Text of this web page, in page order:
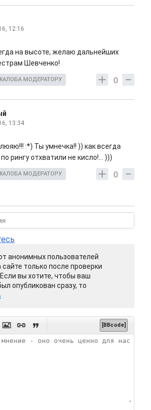
12:16
на высоте, желаю дальнейших
Шевченко!
0
МОДЕРАТОРУ
13:34
:*) Ты умнечка!! )) как всегда
рингу отхватили не кисло!... )))
0
МОДЕРАТОРУ
анонимных пользователей
только после проверки
вы хотите, чтобы ваш
опубликован сразу, то
   [BBcode]